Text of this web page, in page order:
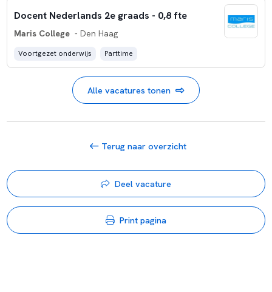
Docent Nederlands 2e graads - 0,8 fte
Maris College - Den Haag
Voortgezet onderwijs Parttime
Alle vacatures tonen
Terug naar overzicht
Deel vacature
Print pagina